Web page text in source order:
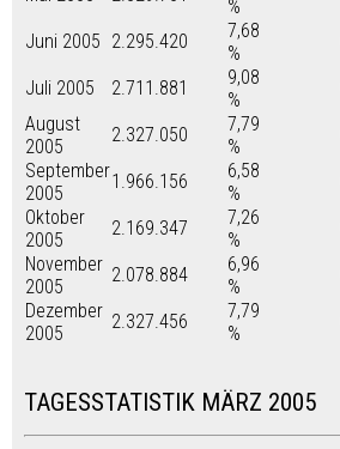
%
Juni 2005 2.295.420
7,68
%
Juli 2005
2.711.881
9,08
%
August
2005
2.327.050
7,79
%
September
2005
1.966.156
6,58
%
Oktober
2005
2.169.347
7,26
%
November
2005
2.078.884
6,96
%
Dezember
2005
2.327.456
7,79
%
TAGESSTATISTIK MÄRZ 2005